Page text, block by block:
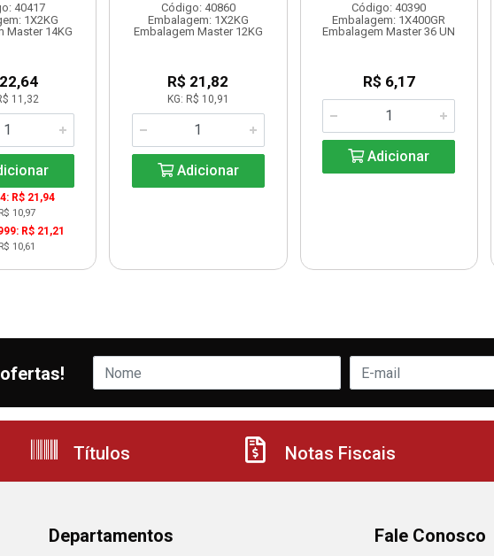
40417
1X2KG
Master 14KG
11,32
R$ 21,94
10,97
R$ 21,21
10,61
Código: 40860
Embalagem: 1X2KG
Embalagem Master 12KG
R$ 21,82
KG: R$ 10,91
Adicionar
Código: 40390
Embalagem: 1X400GR
Embalagem Master 36 UN
R$ 6,17
Adicionar
Títulos Notas Fiscais
Departamentos Fale Conosco